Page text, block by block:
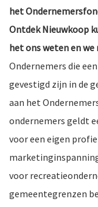
het
Ontdek Nieuwkoop
het ons weten en
Ondernemers die
gevestigd zijn in de
aan het
ondernemers geldt
voor een eigen
voor
gemeentegrenzen